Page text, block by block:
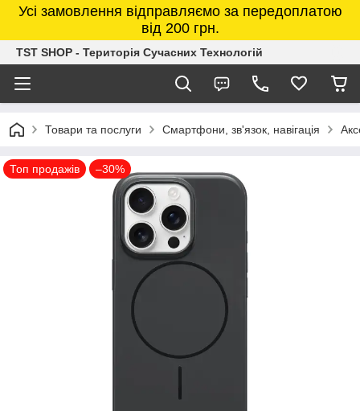
Усі замовлення відправляємо за передоплатою
від 200 грн.
TST SHOP - Територія Сучасних Технологій
Товари та послуги Смартфони, зв'язок, навігація
Топ продажів –30%